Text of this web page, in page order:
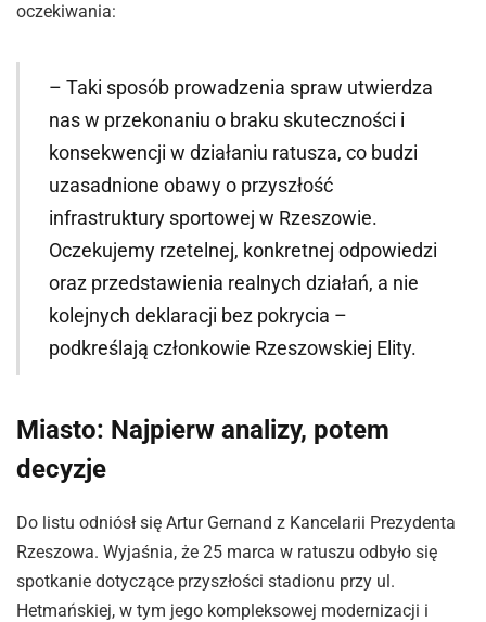
oczekiwania:
– Taki sposób prowadzenia spraw utwierdza
nas w przekonaniu o braku skuteczności i
konsekwencji w działaniu ratusza, co budzi
uzasadnione obawy o przyszłość
infrastruktury sportowej w Rzeszowie.
Oczekujemy rzetelnej, konkretnej odpowiedzi
oraz przedstawienia realnych działań, a nie
kolejnych deklaracji bez pokrycia –
podkreślają członkowie Rzeszowskiej Elity.
Miasto: Najpierw analizy, potem
decyzje
Do listu odniósł się Artur Gernand z Kancelarii Prezydenta
Rzeszowa. Wyjaśnia, że 25 marca w ratuszu odbyło się
spotkanie dotyczące przyszłości stadionu przy ul.
Hetmańskiej, w tym jego kompleksowej modernizacji i